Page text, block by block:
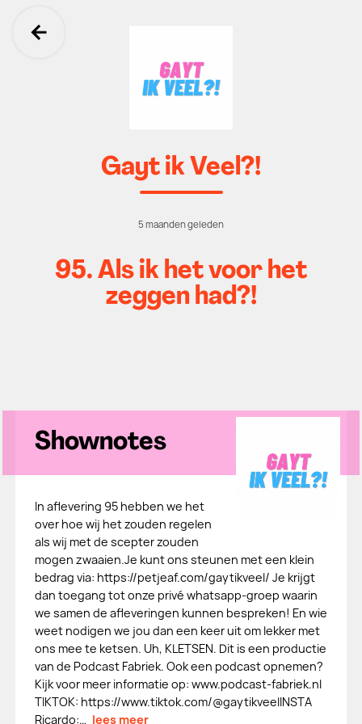
Ga terug
Gayt ik Veel?!
5 maanden geleden
95. Als ik het voor het
zeggen had?!
Shownotes
In aflevering 95 hebben we het
over hoe wij het zouden regelen
als wij met de scepter zouden
mogen zwaaien.Je kunt ons steunen met een klein
bedrag via: ⁠⁠https://petjeaf.com/gaytikveel/⁠⁠ Je krijgt
dan toegang tot onze privé whatsapp-groep waarin
we samen de afleveringen kunnen bespreken! En wie
weet nodigen we jou dan een keer uit om lekker met
ons mee te ketsen. Uh, KLETSEN. Dit is een productie
van de Podcast Fabriek. Ook een podcast opnemen?
Kijk voor meer informatie op: www.podcast-fabriek.nl
TIKTOK: https://www.tiktok.com/@gaytikveelINSTA
Ricardo:… lees meer